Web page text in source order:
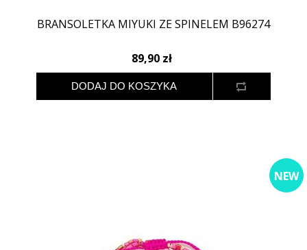
BRANSOLETKA MIYUKI ZE SPINELEM B96274
89,90 zł
NEW